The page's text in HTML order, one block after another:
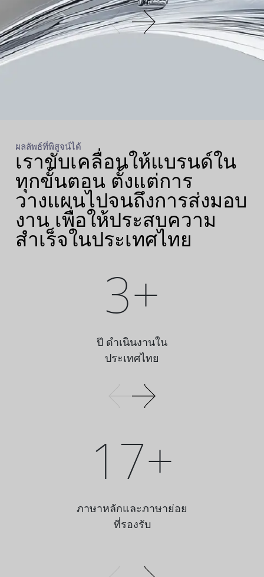
ผลลัพธ์ที่พิสูจน์ได้
เราขับเคลื่อนให้แบรนด์ใน
ทุกขั้นตอน ตั้งแต่การ
วางแผนไปจนถึงการส่งมอบ
งาน เพื่อให้ประสบความ
สำเร็จในประเทศไทย
3+
ปี ดำเนินงานใน
ประเทศไทย
17+
ภาษาหลักและภาษาย่อย
ที่รองรับ